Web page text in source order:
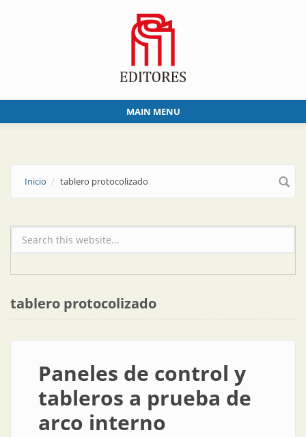
MAIN MENU
Inicio tablero protocolizado
Formulario de búsqueda
tablero protocolizado
Paneles de control y
tableros a prueba de
arco interno